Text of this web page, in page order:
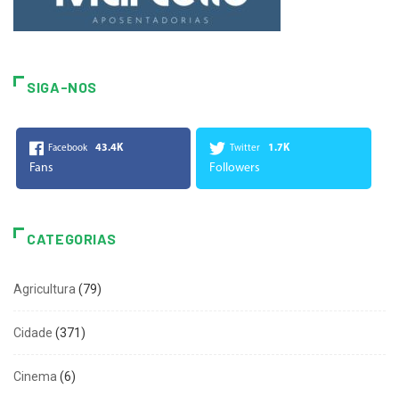
SIGA-NOS
Facebook 43.4K
Fans
Twitter 1.7K
Followers
CATEGORIAS
Agricultura(79)
Cidade (371)
Cinema(6)